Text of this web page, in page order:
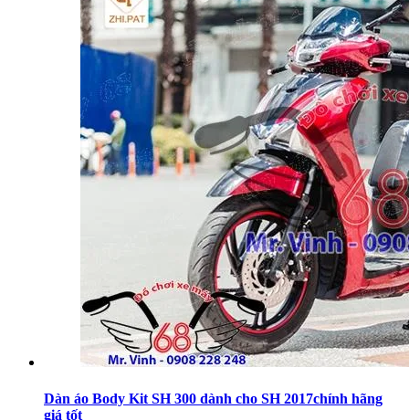
Dàn áo Body Kit SH 300 dành cho SH 2017chính hãng
giá tốt